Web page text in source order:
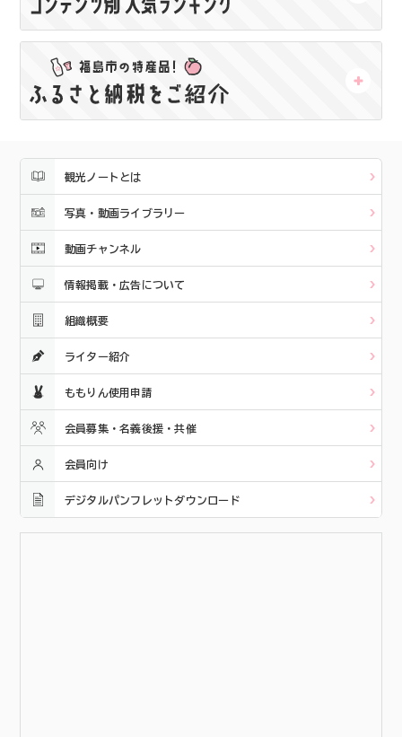
観光ノートとは
写真・動画ライブラリー
動画チャンネル
情報掲載・広告について
組織概要
ライター紹介
ももりん使用申請
会員募集・名義後援・共催
会員向け
デジタルパンフレットダウンロード